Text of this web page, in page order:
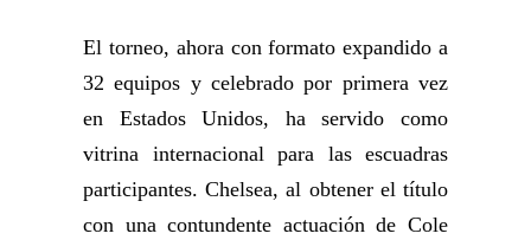
El torneo, ahora con formato expandido a
32 equipos y celebrado por primera vez
en Estados Unidos, ha servido como
vitrina internacional para las escuadras
participantes. Chelsea, al obtener el título
con una contundente actuación de Cole